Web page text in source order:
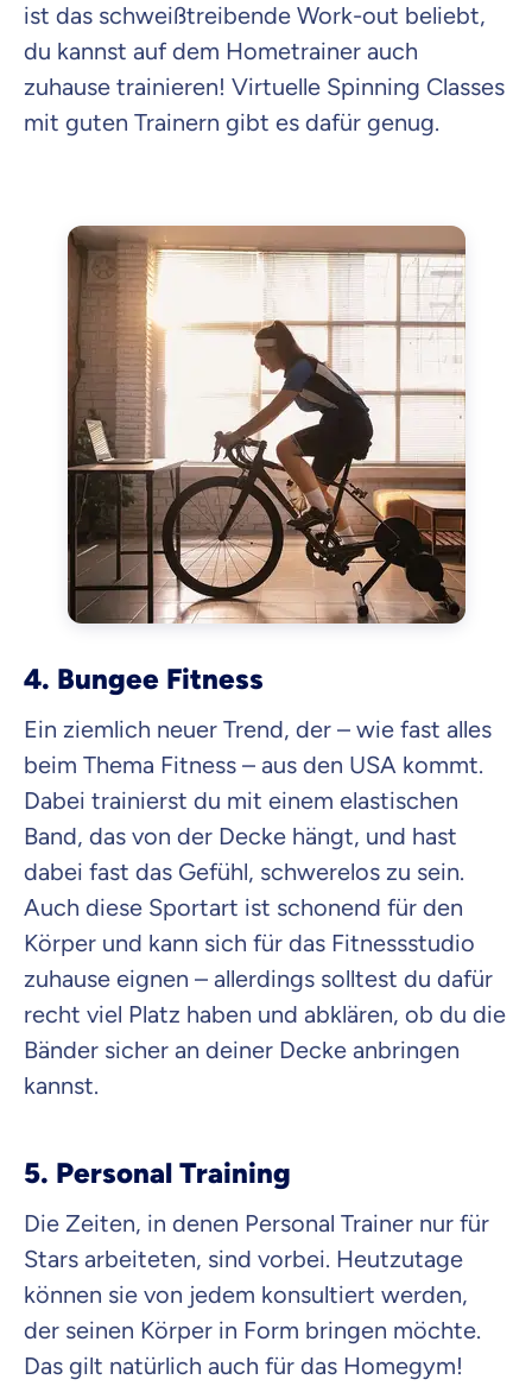
ist das schweißtreibende Work-out beliebt,
du kannst auf dem Hometrainer auch
zuhause trainieren! Virtuelle Spinning Classes
mit guten Trainern gibt es dafür genug.
4. Bungee Fitness
Ein ziemlich neuer Trend, der – wie fast alles
beim Thema Fitness – aus den USA kommt.
Dabei trainierst du mit einem elastischen
Band, das von der Decke hängt, und hast
dabei fast das Gefühl, schwerelos zu sein.
Auch diese Sportart ist schonend für den
Körper und kann sich für das Fitnessstudio
zuhause eignen – allerdings solltest du dafür
recht viel Platz haben und abklären, ob du die
Bänder sicher an deiner Decke anbringen
kannst.
5. Personal Training
Die Zeiten, in denen Personal Trainer nur für
Stars arbeiteten, sind vorbei. Heutzutage
können sie von jedem konsultiert werden,
der seinen Körper in Form bringen möchte.
Das gilt natürlich auch für das Homegym!